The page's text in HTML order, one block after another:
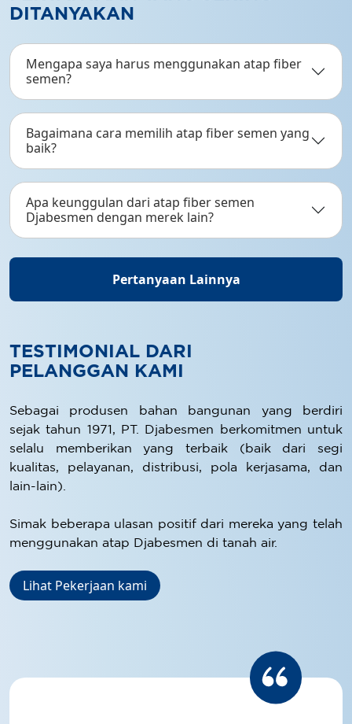
DITANYAKAN
Mengapa saya harus menggunakan atap fiber
semen?
Bagaimana cara memilih atap fiber semen yang
baik?
Apa keunggulan dari atap fiber semen
Djabesmen dengan merek lain?
Pertanyaan Lainnya
TESTIMONIAL DARI
PELANGGAN KAMI
Sebagai produsen bahan bangunan yang berdiri
sejak tahun 1971, PT. Djabesmen berkomitmen untuk
selalu memberikan yang terbaik (baik dari segi
kualitas, pelayanan, distribusi, pola kerjasama, dan
lain-lain).
Simak beberapa ulasan positif dari mereka yang telah
menggunakan atap Djabesmen di tanah air.
Lihat Pekerjaan kami